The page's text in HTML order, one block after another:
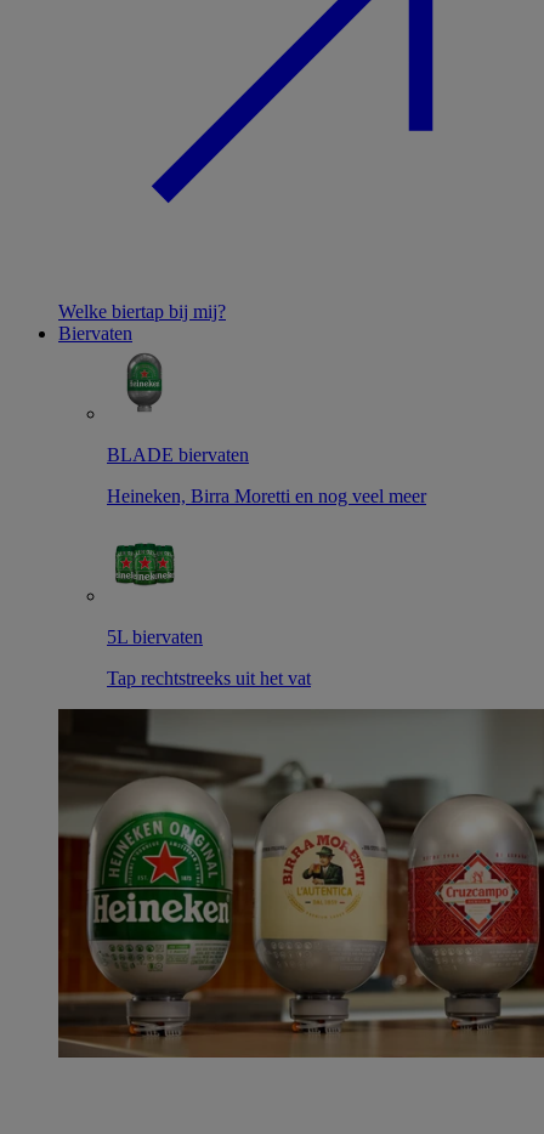
Welke biertap bij mij?
Biervaten
BLADE biervaten
Heineken, Birra Moretti en nog veel meer
5L biervaten
Tap rechtstreeks uit het vat